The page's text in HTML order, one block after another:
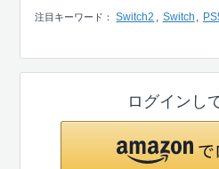
注目キーワード：Switch2 Switch
ログインし